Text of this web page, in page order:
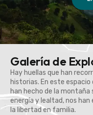
Galería de
Hay huellas que han
historias. En este
han hecho de la montaña
energía y lealtad, nos
la libertad en familia.